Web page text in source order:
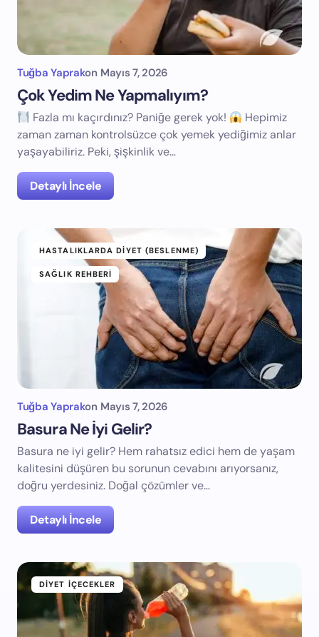
Tuğba Yaprakon Mayıs 7, 2026
Çok Yedim Ne Yapmalıyım?
Fazla mı kaçırdınız? Paniğe gerek yok!
Hepimiz
zaman zaman kontrolsüzce çok yemek yediğimiz anlar
yaşayabiliriz. Peki, şişkinlik ve…
Detaylı İncele
HASTALIKLARDA DIYET (BESLENME)
SAĞLIK REHBERI
Tuğba Yaprakon Mayıs 7, 2026
Basura Ne İyi Gelir?
Basura ne iyi gelir? Hem rahatsız edici hem de yaşam
kalitesini düşüren bu sorunun cevabını arıyorsanız,
doğru yerdesiniz. Doğal çözümler ve…
Detaylı İncele
DIYET İÇECEKLER